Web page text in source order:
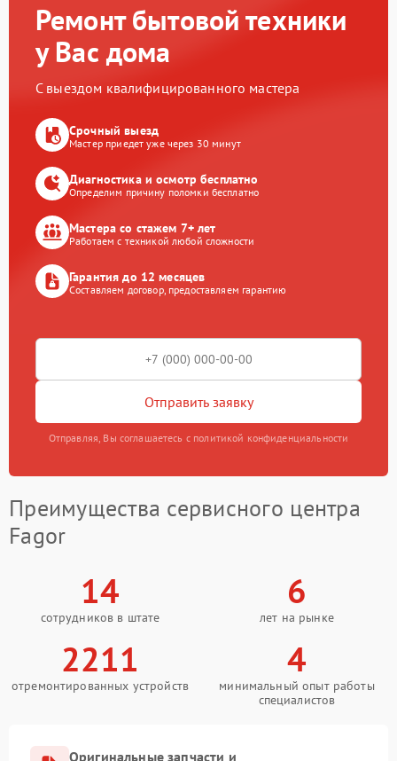
Ремонт бытовой техники
у Вас дома
С выездом квалифицированного мастера
Срочный выезд
Мастер приедет уже через 30 минут
Диагностика и осмотр бесплатно
Определим причину поломки бесплатно
Мастера со стажем 7+ лет
Работаем с техникой любой сложности
Гарантия до 12 месяцев
Составляем договор, предоставляем гарантию
Отправить заявку
Отправляя, Вы соглашаетесь с политикой конфиденциальности
Преимущества сервисного центра
Fagor
14
сотрудников в штате
6
лет на рынке
2211
отремонтированных устройств
4
минимальный опыт работы
специалистов
Оригинальные запчасти и